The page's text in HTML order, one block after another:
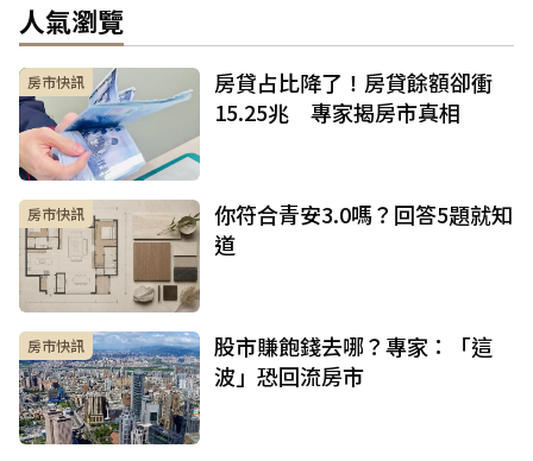
人氣瀏覽
房市快訊
房貸占比降了！房貸餘額卻衝
15.25兆 專家揭房市真相
房市快訊
你符合青安3.0嗎？回答5題就知
道
房市快訊
股市賺飽錢去哪？專家：「這
波」恐回流房市